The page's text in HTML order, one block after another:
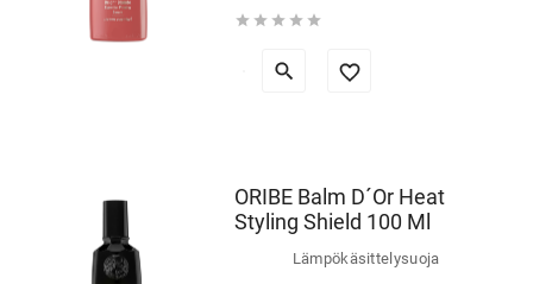
    
ORIBE Balm D´Or Heat
Styling Shield 100 Ml
Lämpökäsittelysuoja